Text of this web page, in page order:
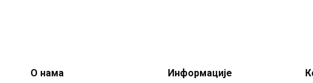
О нама Информације